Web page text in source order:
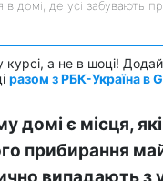
в домі, де усі забувають
курсі, а не в шоці! Додай
разом з РБК-Україна в
домі є місця, які
прибирання